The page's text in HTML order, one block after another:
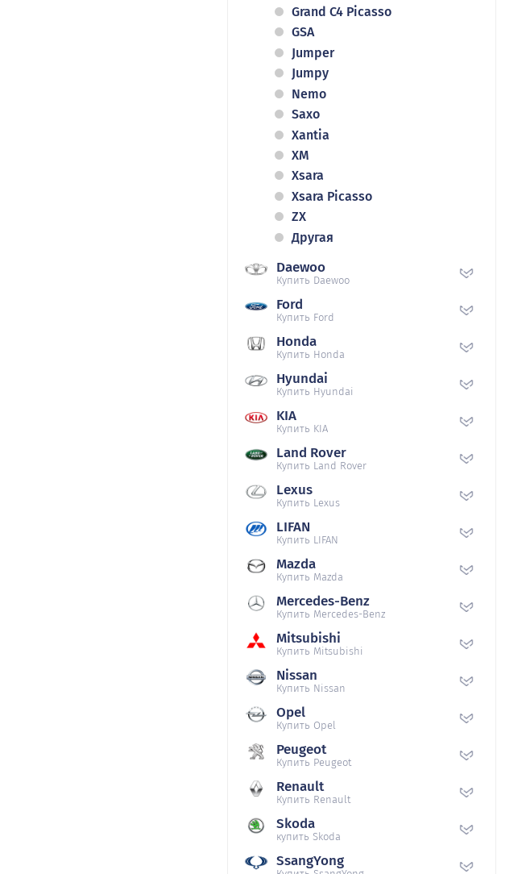
Grand C4 Picasso
GSA
Jumper
Jumpy
Nemo
Saxo
Xantia
XM
Xsara
Xsara Picasso
ZX
Другая
Daewoo
Купить Daewoo
Ford
Купить Ford
Honda
Купить Honda
Hyundai
Купить Hyundai
KIA
Купить KIA
Land Rover
Купить Land Rover
Lexus
Купить Lexus
LIFAN
Купить LIFAN
Mazda
Купить Mazda
Mercedes-Benz
Купить Mercedes-Benz
Mitsubishi
Купить Mitsubishi
Nissan
Купить Nissan
Opel
Купить Opel
Peugeot
Купить Peugeot
Renault
Купить Renault
Skoda
купить Skoda
SsangYong